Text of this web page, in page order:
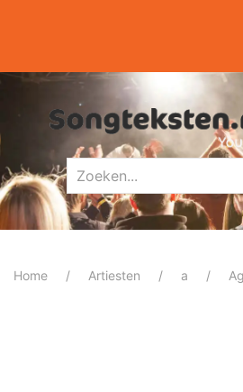
Home Artiesten a